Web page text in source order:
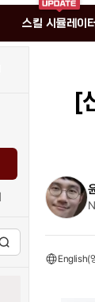
스킬 시뮬레이터
[
English(